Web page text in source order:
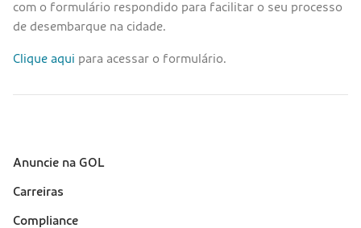
com o formulário respondido para facilitar o seu processo
de desembarque na cidade.
Clique aqui para acessar o formulário.
Sobre a Gol (footer)
Anuncie na GOL
Carreiras
Compliance